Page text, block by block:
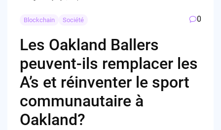
Blockchain Société 0
Les Oakland Ballers
peuvent-ils remplacer les
A’s et réinventer le sport
communautaire à
Oakland?